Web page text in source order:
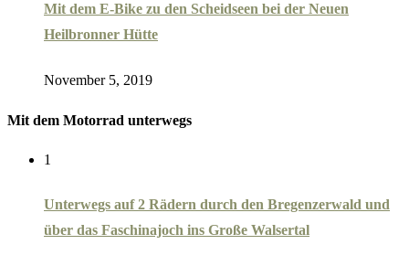
Mit dem E-Bike zu den Scheidseen bei der Neuen
Heilbronner Hütte
November 5, 2019
Mit dem Motorrad unterwegs
1
Unterwegs auf 2 Rädern durch den Bregenzerwald und
über das Faschinajoch ins Große Walsertal